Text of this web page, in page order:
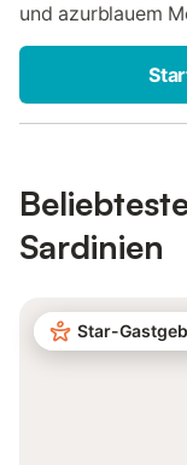
und azurblauem
Sardinien
Star-